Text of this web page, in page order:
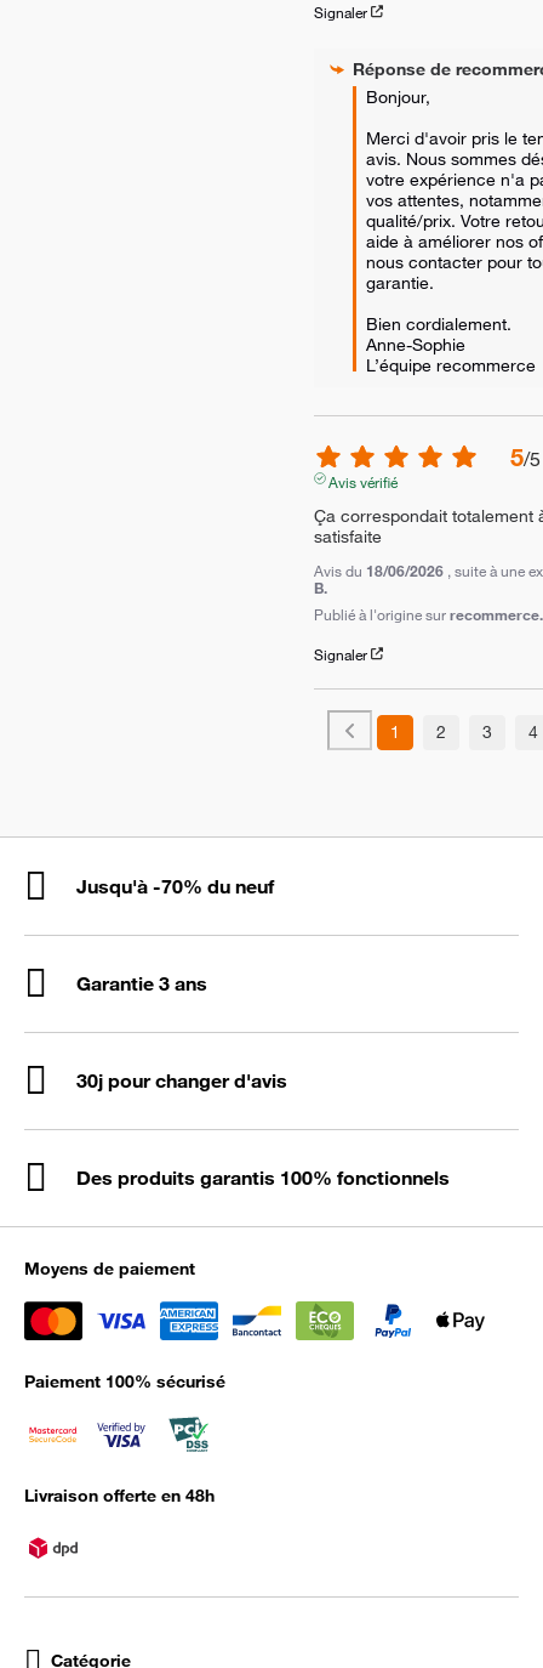
Signaler
Réponse de
Bonjour,
Merci d'avoir pris le
avis. Nous sommes
votre expérience n'a
vos attentes,
qualité/prix. Votre
aide à améliorer nos
nous contacter pour
garantie.
Bien cordialement.
Anne-Sophie
L’équipe recommerce
5/5
Avis vérifié
Ça correspondait totalement
satisfaite
Avis du 18/06/2026 , suite à une
B.
Publié à l'origine sur
Signaler
1 2 3 4
Jusqu'à -70% du neuf
Garantie 3 ans
30j pour changer d'avis
Des produits garantis 100% fonctionnels
Moyens de paiement
Paiement 100% sécurisé
Livraison offerte en 48h
Catégorie